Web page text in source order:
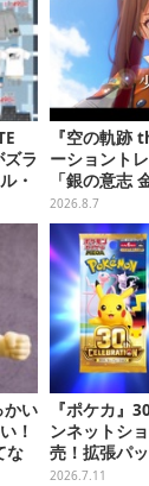
ラ
・
『空の軌跡
ーショント
「銀の意志
満載の映像に
2026.8.7
かい
！
な
『ポケカ』
ンネットシ
売！拡張パ
ION」と「エ
2026.7.11